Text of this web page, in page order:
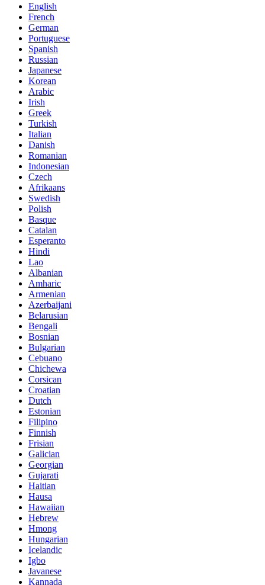
English
French
German
Portuguese
Spanish
Russian
Japanese
Korean
Arabic
Irish
Greek
Turkish
Italian
Danish
Romanian
Indonesian
Czech
Afrikaans
Swedish
Polish
Basque
Catalan
Esperanto
Hindi
Lao
Albanian
Amharic
Armenian
Azerbaijani
Belarusian
Bengali
Bosnian
Bulgarian
Cebuano
Chichewa
Corsican
Croatian
Dutch
Estonian
Filipino
Finnish
Frisian
Galician
Georgian
Gujarati
Haitian
Hausa
Hawaiian
Hebrew
Hmong
Hungarian
Icelandic
Igbo
Javanese
Kannada